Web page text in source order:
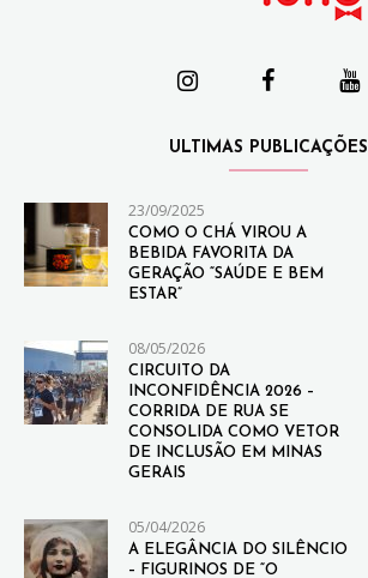
ULTIMAS PUBLICAÇÕES
23/09/2025
COMO O CHÁ VIROU A
BEBIDA FAVORITA DA
GERAÇÃO “SAÚDE E BEM
ESTAR”
08/05/2026
CIRCUITO DA
INCONFIDÊNCIA 2026 –
CORRIDA DE RUA SE
CONSOLIDA COMO VETOR
DE INCLUSÃO EM MINAS
GERAIS
05/04/2026
A ELEGÂNCIA DO SILÊNCIO
– FIGURINOS DE “O